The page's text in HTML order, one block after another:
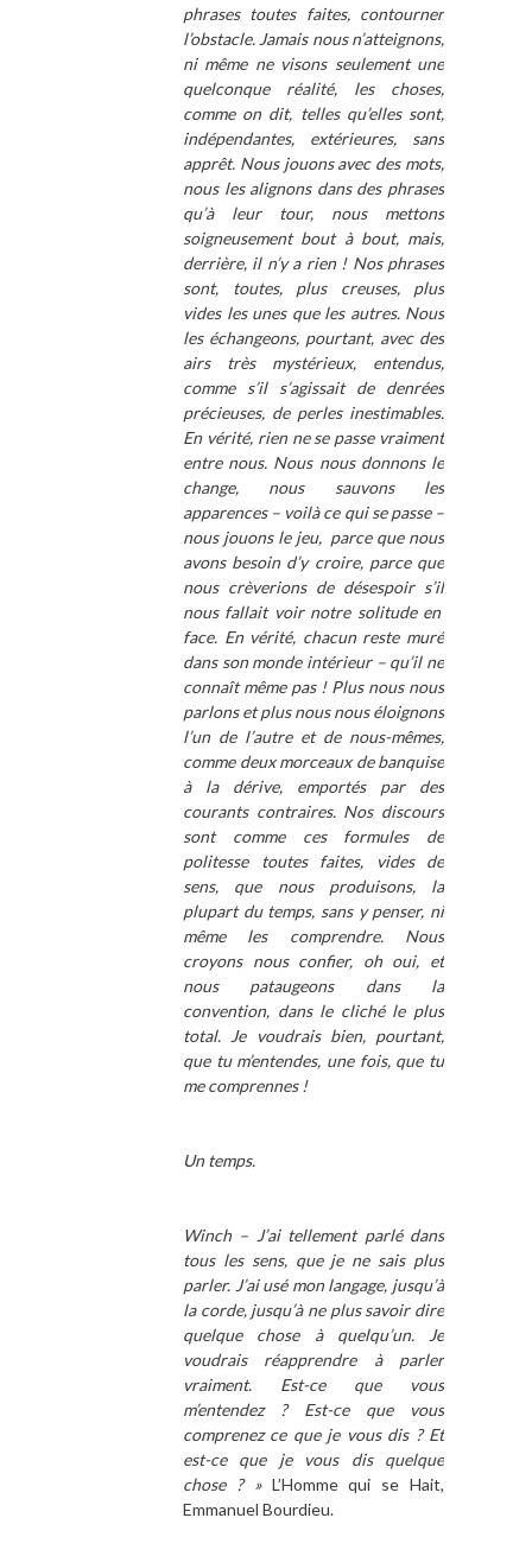
phrases toutes faites, contourner
l’obstacle. Jamais nous n’atteignons,
ni même ne visons seulement une
quelconque réalité, les choses,
comme on dit, telles qu’elles sont,
indépendantes, extérieures, sans
apprêt. Nous jouons avec des mots,
nous les alignons dans des phrases
qu’à leur tour, nous mettons
soigneusement bout à bout, mais,
derrière, il n’y a rien ! Nos phrases
sont, toutes, plus creuses, plus
vides les unes que les autres. Nous
les échangeons, pourtant, avec des
airs très mystérieux, entendus,
comme s’il s’agissait de denrées
précieuses, de perles inestimables.
En vérité, rien ne se passe vraiment
entre nous. Nous nous donnons le
change, nous sauvons les
apparences – voilà ce qui se passe –
nous jouons le jeu, parce que nous
avons besoin d’y croire, parce que
nous crèverions de désespoir s’il
nous fallait voir notre solitude en
face. En vérité, chacun reste muré
dans son monde intérieur – qu’il ne
connaît même pas ! Plus nous nous
parlons et plus nous nous éloignons
l’un de l’autre et de nous-mêmes,
comme deux morceaux de banquise
à la dérive, emportés par des
courants contraires. Nos discours
sont comme ces formules de
politesse toutes faites, vides de
sens, que nous produisons, la
plupart du temps, sans y penser, ni
même les comprendre. Nous
croyons nous confier, oh oui, et
nous pataugeons dans la
convention, dans le cliché le plus
total. Je voudrais bien, pourtant,
que tu m’entendes, une fois, que tu
me comprennes !
Un temps.
Winch – J’ai tellement parlé dans
tous les sens, que je ne sais plus
parler. J’ai usé mon langage, jusqu’à
la corde, jusqu’à ne plus savoir dire
quelque chose à quelqu’un. Je
voudrais réapprendre à parler
vraiment. Est-ce que vous
m’entendez ? Est-ce que vous
comprenez ce que je vous dis ? Et
est-ce que je vous dis quelque
chose ? » L’Homme qui se Hait,
Emmanuel Bourdieu.